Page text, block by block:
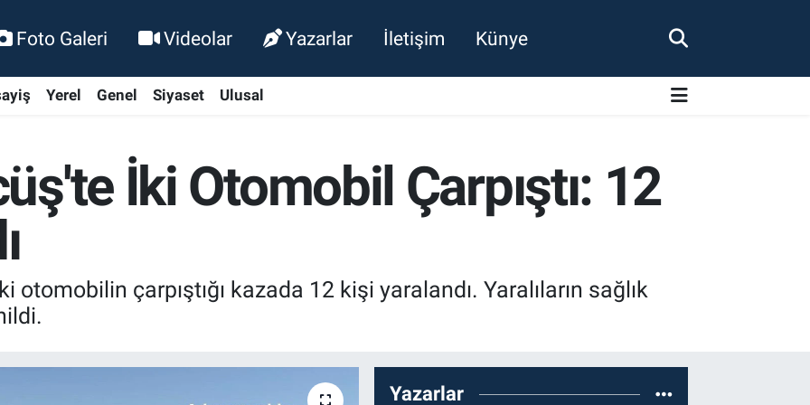
Foto Galeri Videolar Yazarlar İletişim Künye
Yerel Genel Siyaset Ulusal
İki Otomobil Çarpıştı: 12
otomobilin çarpıştığı kazada 12 kişi yaralandı. Yaralıların sağlık
Yazarlar